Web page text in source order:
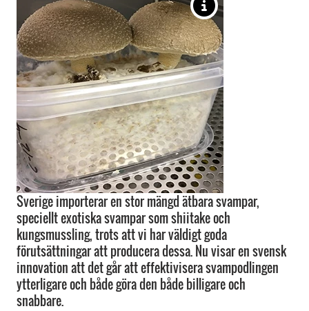
Sverige importerar en stor mängd ätbara svampar,
speciellt exotiska svampar som shiitake och
kungsmussling, trots att vi har väldigt goda
förutsättningar att producera dessa. Nu visar en svensk
innovation att det går att effektivisera svampodlingen
ytterligare och både göra den både billigare och
snabbare.